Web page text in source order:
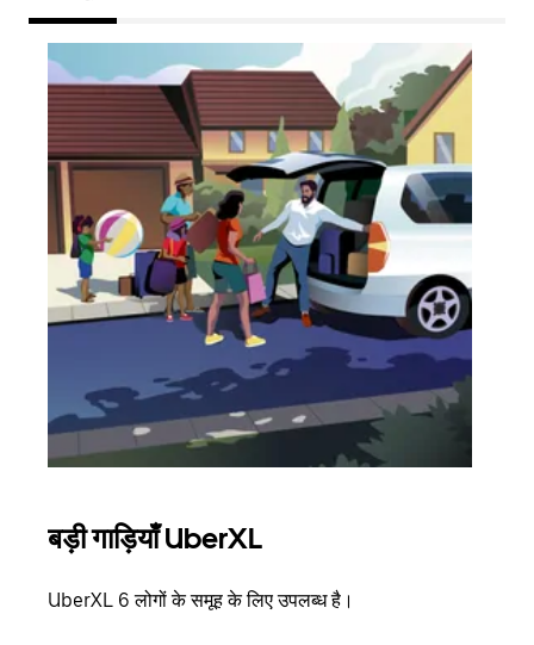
बड़ी गाड़ियाँ UberXL
UberXL 6 लोगों के समूह के लिए उपलब्ध है।